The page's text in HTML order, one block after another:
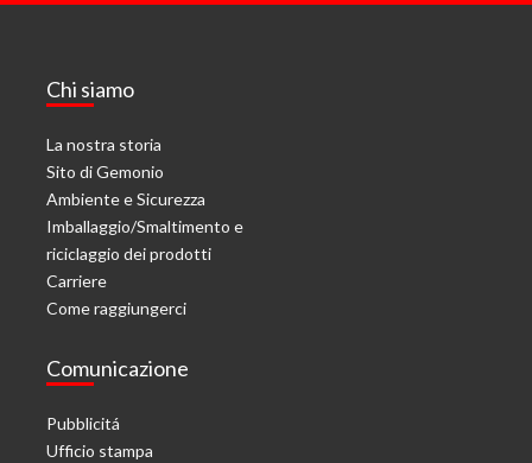
Chi siamo
La nostra storia
Sito di Gemonio
Ambiente e Sicurezza
Imballaggio/Smaltimento e
riciclaggio dei prodotti
Carriere
Come raggiungerci
Comunicazione
Pubblicitá
Ufficio stampa